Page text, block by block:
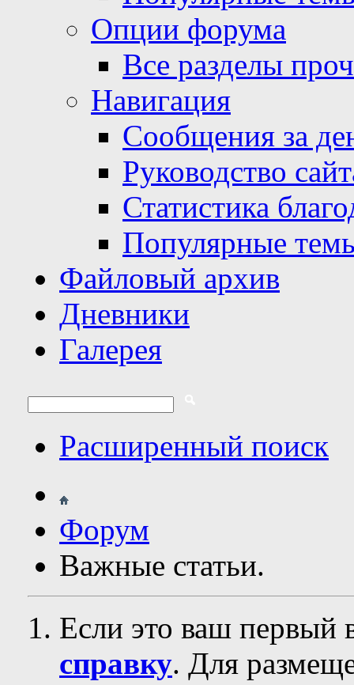
Опции форума
Все разделы
Навигация
Сообщения за
Руководство
Статистика
Популярные
Файловый архив
Дневники
Галерея
Расширенный поиск
Форум
Важные статьи.
Если это ваш первый
справку. Для